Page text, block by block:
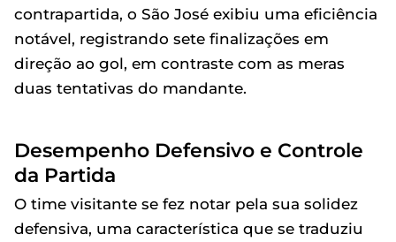
contrapartida, o São José exibiu uma eficiência
notável, registrando sete finalizações em
direção ao gol, em contraste com as meras
duas tentativas do mandante.
Desempenho Defensivo e Controle
da Partida
O time visitante se fez notar pela sua solidez
defensiva, uma característica que se traduziu